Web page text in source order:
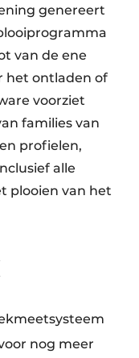
genereert
van de ene
het ontladen of
voorziet
families van
profielen,
alle
plooien van het
nog meer